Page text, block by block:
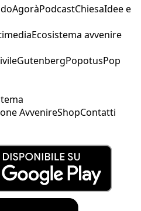
AgoràPodcastChiesaIdee e
Ecosistema avvenire
GutenbergPopotusPop
AvvenireShopContatti